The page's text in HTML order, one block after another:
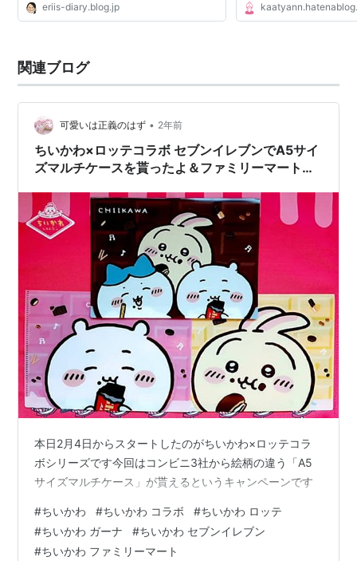
eriis-diary.blog.jp
関連ブログ
可愛いは正義のはず • 2年前
ちいかわ×ロッテコラボ セブンイレブンでA5サイ
ズマルチケースを貰ったよ＆ファミリーマートで
本日2月4日からスタートしたのがちいかわ×ロッテコラ
ボシリーズです今回はコンビニ3社から絵柄の違う「A5
サイズマルチケース」が貰えるというキャンペーンです
#ちいかわ #ちいかわ コラボ #ちいかわ ロッテ
#ちいかわ ガーナ #ちいかわ セブンイレブン
#ちいかわ ファミリーマート